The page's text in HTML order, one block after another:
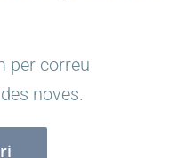
per correu
noves.